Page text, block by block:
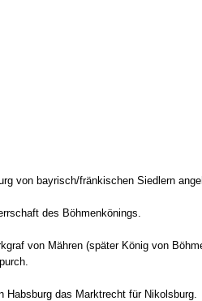
von bayrisch/fränkischen Siedlern
des Böhmenkönings.
von Mähren (später König von
Habsburg das Marktrecht für Nikolsburg.